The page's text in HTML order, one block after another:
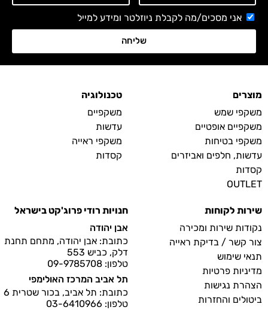
אני מסכים/מה לקבלת ניוזלטר ומידע למייל
שליחה
מוצרים
משקפי שמש
משקפיים אופטיים
משקפי בטיחות
עדשות, חלפים ואביזרים
קסדות
OUTLET
טכנולוגיה
משקפיים
עדשות
משקפי ראייה
קסדות
שירות לקוחות
נקודות שירות ומכירה
צור קשר / בדיקת ראייה
תנאי שימוש
מדיניות פרטיות
הצהרת נגישות
ביטולים והחזרות
חנויות רודי פרוג'קט בישראל
אבן יהודה
כתובת: אבן יהודה, מתחם תחנת
דלק, כביש 553
טלפון: 09-9785708
תל אביב המרכז האולימפי
כתובת: תל אביב, בכור שטרית 6
טלפון: 03-6410966